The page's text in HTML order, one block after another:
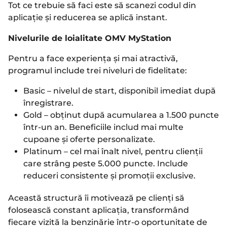
Tot ce trebuie să faci este să scanezi codul din
aplicație și reducerea se aplică instant.
Nivelurile de loialitate OMV MyStation
Pentru a face experiența și mai atractivă,
programul include trei niveluri de fidelitate:
Basic – nivelul de start, disponibil imediat după
înregistrare.
Gold – obținut după acumularea a 1.500 puncte
într-un an. Beneficiile includ mai multe
cupoane și oferte personalizate.
Platinum – cel mai înalt nivel, pentru clienții
care strâng peste 5.000 puncte. Include
reduceri consistente și promoții exclusive.
Această structură îi motivează pe clienți să
folosească constant aplicația, transformând
fiecare vizită la benzinărie într-o oportunitate de